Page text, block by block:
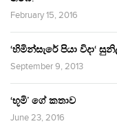
February 15, 2016
‘හිමින්සැරේ පියා විදා‘
September 9, 2013
‘භූමි’ ගේ කතාව
June 23, 2016